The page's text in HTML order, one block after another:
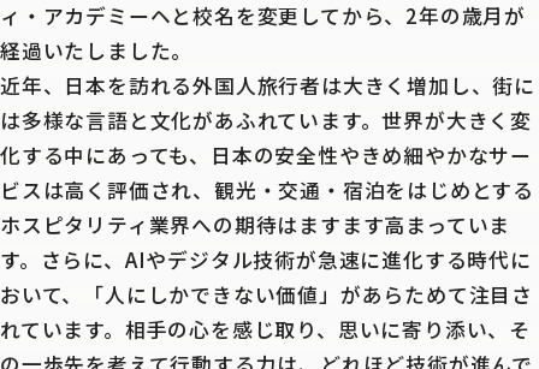
ィ・アカデミーヘと校名を変更してから、2年の歳月が
経過いたしました。
近年、日本を訪れる外国人旅行者は大きく増加し、街に
は多様な言語と文化があふれています。世界が大きく変
化する中にあっても、日本の安全性やきめ細やかなサー
ビスは高く評価され、観光・交通・宿泊をはじめとする
ホスピタリティ業界への期待はますます高まっていま
す。さらに、AIやデジタル技術が急速に進化する時代に
おいて、「人にしかできない価値」があらためて注目さ
れています。相手の心を感じ取り、思いに寄り添い、そ